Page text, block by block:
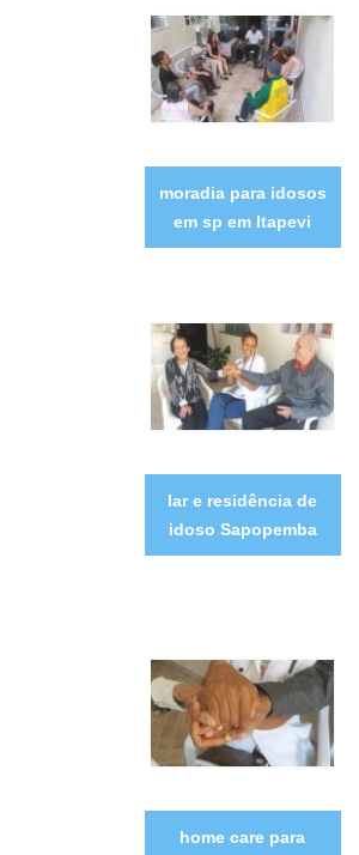
moradia para idosos
em sp em Itapevi
lar e residência de
idoso Sapopemba
home care para